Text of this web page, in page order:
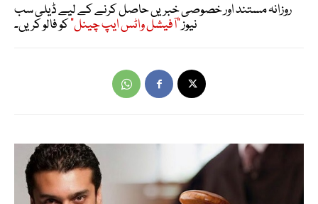
روزانہ مستند اور خصوصی خبریں حاصل کرنے کے لیے ڈیلی سب
نیوز"آفیشل واٹس ایپ چینل"کو فالو کریں۔